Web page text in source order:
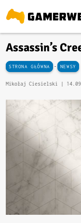
Assassin’s
STRONA GŁÓWNA - NEWSY
Mikołaj Ciesielski |